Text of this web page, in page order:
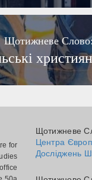
Щотижневе
for
Щотижневе
Центра
Досліджень